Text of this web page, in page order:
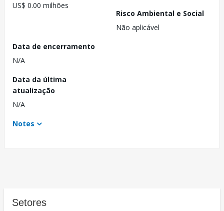
US$ 0.00 milhões
Risco Ambiental e Social
Não aplicável
Data de encerramento
N/A
Data da última
atualização
N/A
Notes
Setores